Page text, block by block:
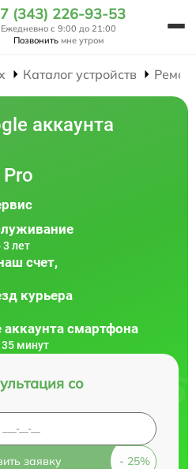
(343) 226-93-53
Ежедневно с 9:00 до 21:00
Позвонить мне утром
Каталог устройств
аккаунта
лет
счет,
курьера
смартфона
минут
со
заявку